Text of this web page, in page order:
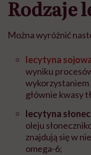
Rodzaje
Można wyróżnić
lecytyna
wyniku
wykorzystaniem
głównie kwasy
lecytyna
oleju
znajdują się w
omega-6;